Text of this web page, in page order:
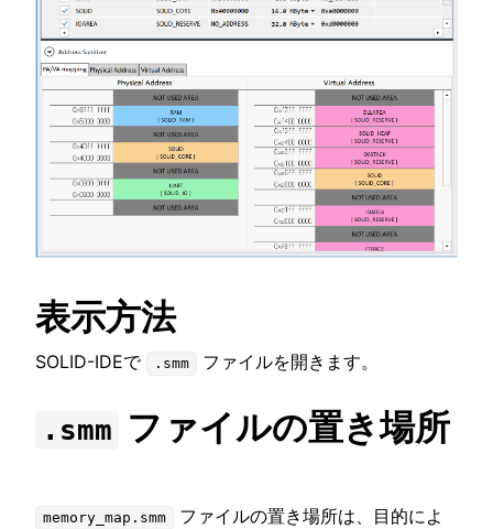
navigation of C/C++ プロジェクト
navigation of ベアメタル
表示方法
SOLID-IDEで .smm ファイルを開きます。
.smm ファイルの置き場所
memory_map.smm
ファイルの置き場所は、目的によ